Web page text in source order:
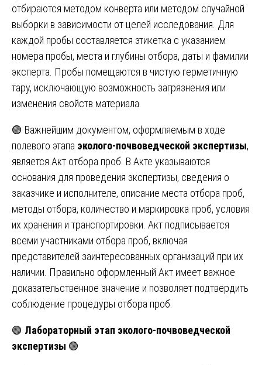
отбираются методом конверта или методом случайной
выборки в зависимости от целей исследования. Для
каждой пробы составляется этикетка с указанием
номера пробы, места и глубины отбора, даты и фамилии
эксперта. Пробы помещаются в чистую герметичную
тару, исключающую возможность загрязнения или
изменения свойств материала.
🟢 Важнейшим документом, оформляемым в ходе
полевого этапа эколого-почвоведческой экспертизы,
является Акт отбора проб. В Акте указываются
основания для проведения экспертизы, сведения о
заказчике и исполнителе, описание места отбора проб,
методы отбора, количество и маркировка проб, условия
их хранения и транспортировки. Акт подписывается
всеми участниками отбора проб, включая
представителей заинтересованных организаций при их
наличии. Правильно оформленный Акт имеет важное
доказательственное значение и позволяет подтвердить
соблюдение процедуры отбора проб.
🟢 Лабораторный этап эколого-почвоведческой
экспертизы 🟢